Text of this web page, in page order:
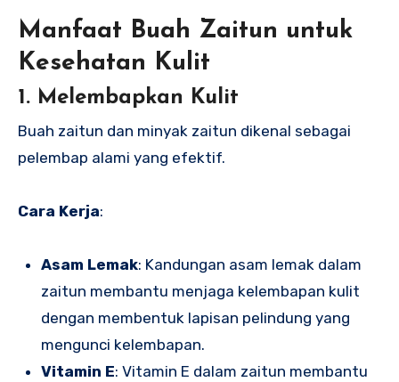
Manfaat Buah Zaitun untuk
Kesehatan Kulit
1. Melembapkan Kulit
Buah zaitun dan minyak zaitun dikenal sebagai
pelembap alami yang efektif.
Cara Kerja:
Asam Lemak: Kandungan asam lemak dalam
zaitun membantu menjaga kelembapan kulit
dengan membentuk lapisan pelindung yang
mengunci kelembapan.
Vitamin E: Vitamin E dalam zaitun membantu